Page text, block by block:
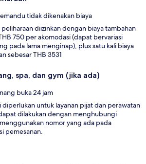
tidak dikenakan biaya
diizinkan dengan biaya tambahan
750 per akomodasi (dapat bervariasi
pada lama menginap), plus satu kali biaya
sebesar THB 3531
spa, dan gym (jika ada)
buka 24 jam
diperlukan untuk layanan pijat dan perawatan
dilakukan dengan menghubungi
nomor yang ada pada
pemesanan.